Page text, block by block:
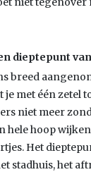
dieptepunt
breed
je met één
niet meer
hele hoop
Het
stadhuis, het